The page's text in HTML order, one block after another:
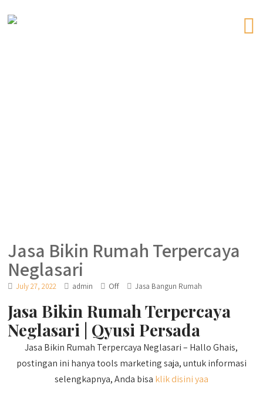
Jasa Bikin Rumah Terpercaya
Neglasari
July 27, 2022 admin Off Jasa Bangun Rumah
Jasa Bikin Rumah Terpercaya
Neglasari | Qyusi Persada
Jasa Bikin Rumah Terpercaya Neglasari – Hallo Ghais,
postingan ini hanya tools marketing saja, untuk informasi
selengkapnya, Anda bisa klik disini yaa